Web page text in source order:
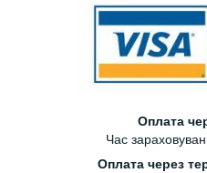
Оплата
Час
Оплата через